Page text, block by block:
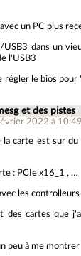
un PC plus
dans un
l'USB3
régler le bios
et des pistes
2022 à 10:49
la carte est sur du
: PCIe x16_1 , …
les controlleurs
des cartes que
peu à me